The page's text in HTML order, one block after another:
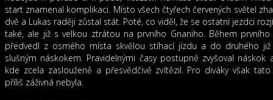
start znamenal komplikaci. Místo všech čtyřech červených světel
dvě a Lukas raději zůstal stát. Poté, co viděl, že se ostatní jezdci
také, ale již s velkou ztrátou na prvního Gnaniho. Během prvního
předvedl z osmého místa skvělou stíhací jízdu a do druhého již
slušným náskokem. Pravidelnými časy postupně zvyšoval náskok
kde zcela zaslouženě a přesvědčivě zvítězil. Pro diváky však
příliš záživná nebyla.